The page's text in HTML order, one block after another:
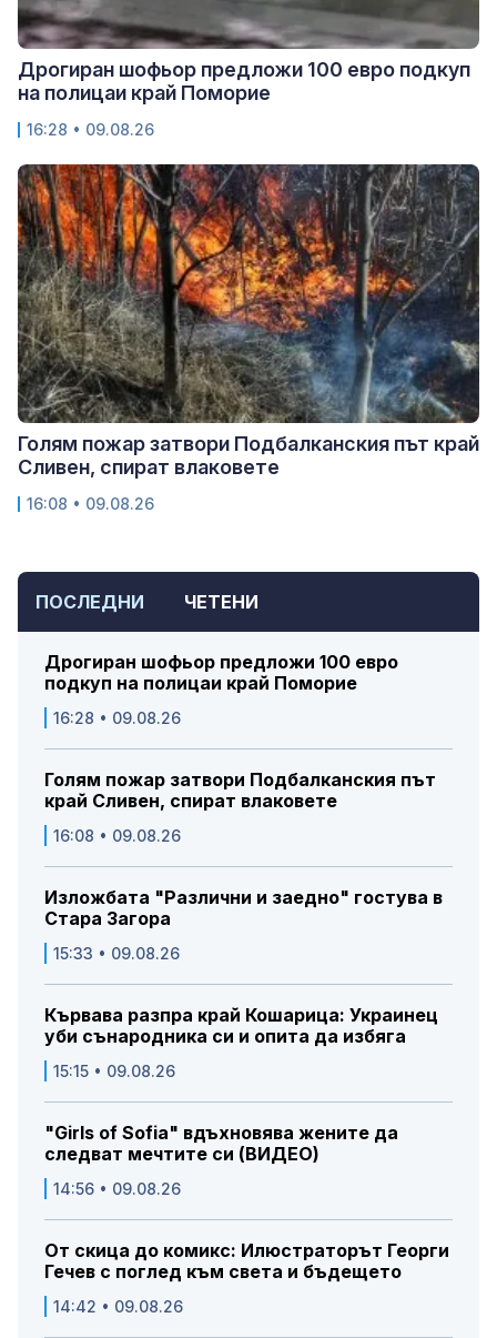
ПОСЛЕДНИ ЧЕТЕНИ
Дрогиран шофьор предложи 100 евро
подкуп на полицаи край Поморие
16:28 • 09.08.26
Голям пожар затвори Подбалканския път
край Сливен, спират влаковете
16:08 • 09.08.26
Изложбата "Различни и заедно" гостува в
Стара Загора
15:33 • 09.08.26
Кървава разпра край Кошарица: Украинец
уби сънародника си и опита да избяга
15:15 • 09.08.26
"Girls of Sofia" вдъхновява жените да
следват мечтите си (ВИДЕО)
14:56 • 09.08.26
От скица до комикс: Илюстраторът Георги
Гечев с поглед към света и бъдещето
14:42 • 09.08.26
Дрогиран шофьор предложи 100 евро подкуп
на полицаи край Поморие
16:28 • 09.08.26
Голям пожар затвори Подбалканския път край
Сливен, спират влаковете
16:08 • 09.08.26